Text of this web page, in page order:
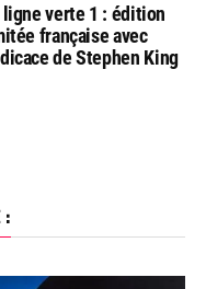
ligne verte 1 : édition
française avec
de Stephen King
: